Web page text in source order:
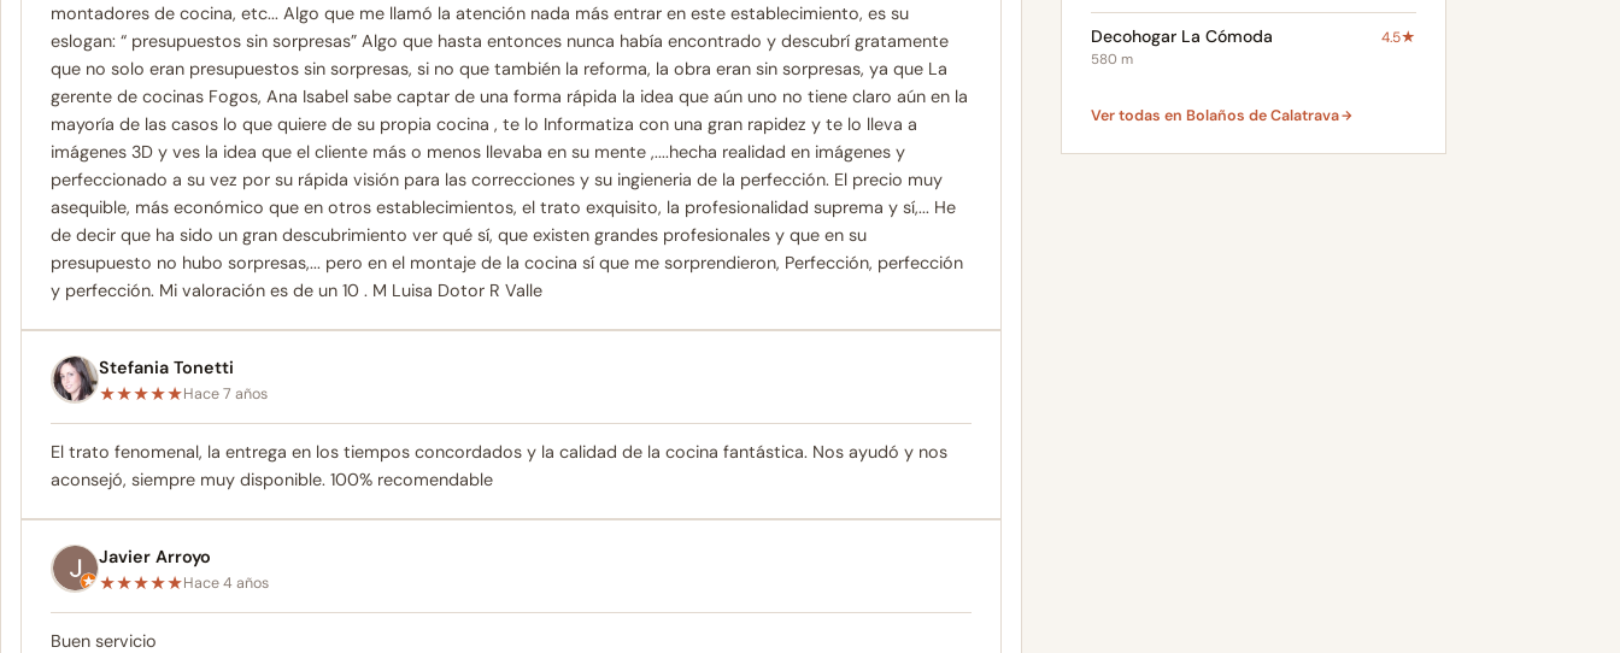
montadores de cocina, etc... Algo que me llamó la atención nada más entrar en este establecimiento, es su
eslogan: “ presupuestos sin sorpresas” Algo que hasta entonces nunca había encontrado y descubrí gratamente
que no solo eran presupuestos sin sorpresas, si no que también la reforma, la obra eran sin sorpresas, ya que La
gerente de cocinas Fogos, Ana Isabel sabe captar de una forma rápida la idea que aún uno no tiene claro aún en la
mayoría de las casos lo que quiere de su propia cocina , te lo Informatiza con una gran rapidez y te lo lleva a
imágenes 3D y ves la idea que el cliente más o menos llevaba en su mente ,....hecha realidad en imágenes y
perfeccionado a su vez por su rápida visión para las correcciones y su ingieneria de la perfección. El precio muy
asequible, más económico que en otros establecimientos, el trato exquisito, la profesionalidad suprema y sí,... He
de decir que ha sido un gran descubrimiento ver qué sí, que existen grandes profesionales y que en su
presupuesto no hubo sorpresas,... pero en el montaje de la cocina sí que me sorprendieron, Perfección, perfección
y perfección. Mi valoración es de un 10 . M Luisa Dotor R Valle
Stefania Tonetti
★★★★★Hace 7 años
El trato fenomenal, la entrega en los tiempos concordados y la calidad de la cocina fantástica. Nos ayudó y nos
aconsejó, siempre muy disponible. 100% recomendable
Javier Arroyo
★★★★★Hace 4 años
Buen servicio
Decohogar La Cómoda 4.5★
580 m
Ver todas en Bolaños de Calatrava